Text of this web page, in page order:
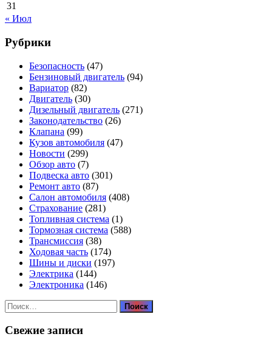
31
« Июл
Рубрики
Безопасность (47)
Бензиновый двигатель (94)
Вариатор (82)
Двигатель (30)
Дизельный двигатель (271)
Законодательство (26)
Клапана (99)
Кузов автомобиля (47)
Новости (299)
Обзор авто (7)
Подвеска авто (301)
Ремонт авто (87)
Салон автомобиля (408)
Страхование (281)
Топливная система (1)
Тормозная система (588)
Трансмиссия (38)
Ходовая часть (174)
Шины и диски (197)
Электрика (144)
Электроника (146)
Найти:
Свежие записи